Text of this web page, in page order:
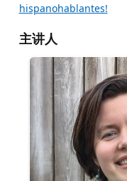
hispanohablantes!
主讲人